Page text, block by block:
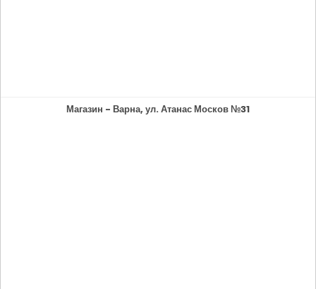
Магазин - Варна, ул. Атанас Москов №31